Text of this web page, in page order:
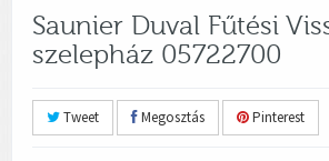
Saunier Duval Fűtési
szelepház 05722700
Tweet Megosztás Pinterest